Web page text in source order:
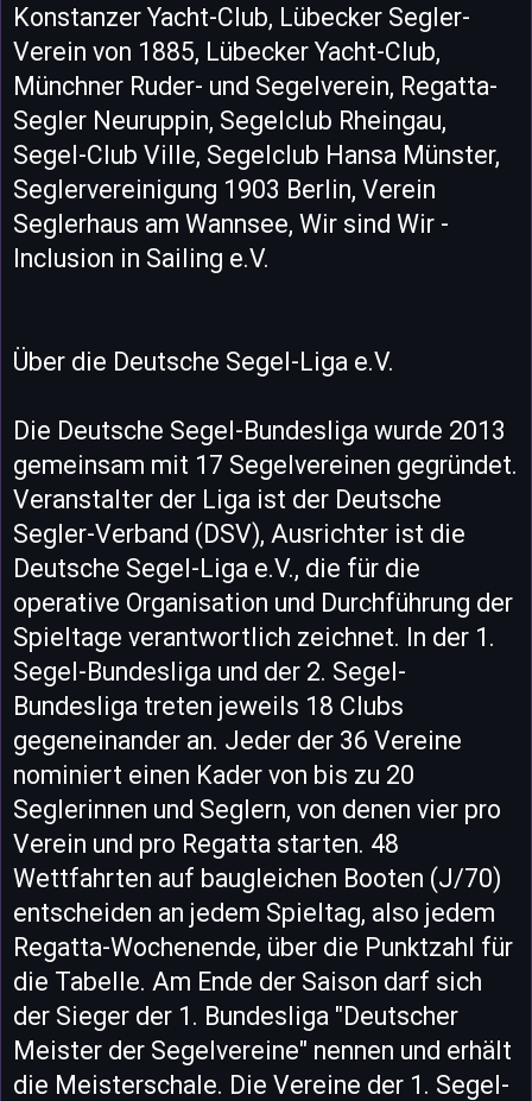
Konstanzer Yacht-Club, Lübecker Segler-
Verein von 1885, Lübecker Yacht-Club,
Münchner Ruder- und Segelverein, Regatta-
Segler Neuruppin, Segelclub Rheingau,
Segel-Club Ville, Segelclub Hansa Münster,
Seglervereinigung 1903 Berlin, Verein
Seglerhaus am Wannsee, Wir sind Wir -
Inclusion in Sailing e.V.
Über die Deutsche Segel-Liga e.V.
Die Deutsche Segel-Bundesliga wurde 2013
gemeinsam mit 17 Segelvereinen gegründet.
Veranstalter der Liga ist der Deutsche
Segler-Verband (DSV), Ausrichter ist die
Deutsche Segel-Liga e.V., die für die
operative Organisation und Durchführung der
Spieltage verantwortlich zeichnet. In der 1.
Segel-Bundesliga und der 2. Segel-
Bundesliga treten jeweils 18 Clubs
gegeneinander an. Jeder der 36 Vereine
nominiert einen Kader von bis zu 20
Seglerinnen und Seglern, von denen vier pro
Verein und pro Regatta starten. 48
Wettfahrten auf baugleichen Booten (J/70)
entscheiden an jedem Spieltag, also jedem
Regatta-Wochenende, über die Punktzahl für
die Tabelle. Am Ende der Saison darf sich
der Sieger der 1. Bundesliga "Deutscher
Meister der Segelvereine" nennen und erhält
die Meisterschale. Die Vereine der 1. Segel-